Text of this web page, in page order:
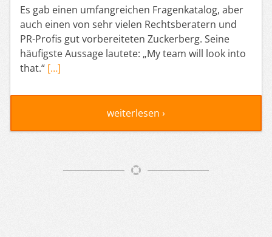
Es gab einen umfangreichen Fragenkatalog, aber
auch einen von sehr vielen Rechtsberatern und
PR-Profis gut vorbereiteten Zuckerberg. Seine
häufigste Aussage lautete: „My team will look into
that.“ […]
weiterlesen ›